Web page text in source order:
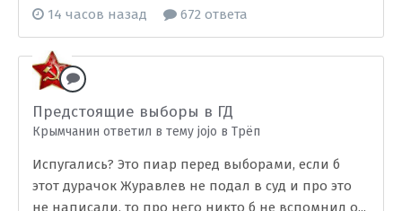
14 часов назад 672 ответа
Предстоящие выборы в ГД
Крымчанин ответил в тему jojo в Трёп
Испугались? Это пиар перед выборами, если б
этот дурачок Журавлев не подал в суд и про это
не написали, то про него никто б не вспомнил о...